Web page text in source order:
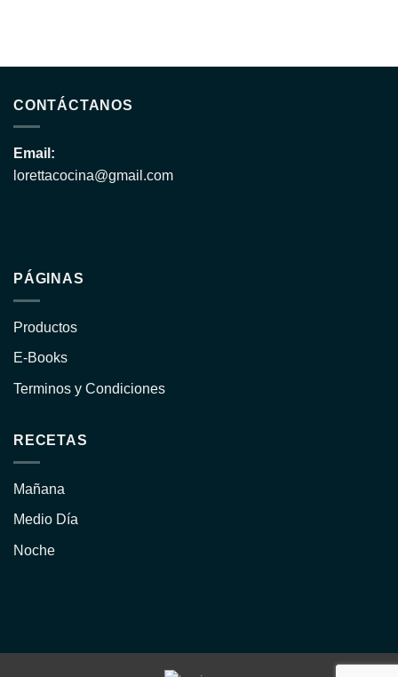
CONTÁCTANOS
Email:
lorettacocina@gmail.com
PÁGINAS
Productos
E-Books
Terminos y Condiciones
RECETAS
Mañana
Medio Día
Noche